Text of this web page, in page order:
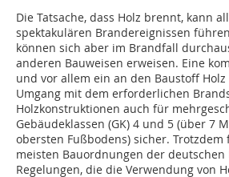
Die Tatsache, dass Holz brennt, kann
spektakulären Brandereignissen
können sich aber im Brandfall
anderen Bauweisen erweisen. Eine
und vor allem ein an den Baustoff
Umgang mit dem erforderlichen
Holzkonstruktionen auch für
Gebäudeklassen (GK) 4 und 5 (über 7
obersten Fußbodens) sicher.
meisten Bauordnungen der
Regelungen, die die Verwendung von